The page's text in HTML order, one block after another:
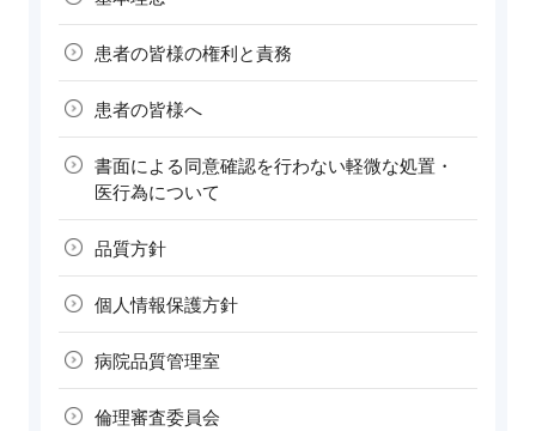
患者の皆様の権利と責務
患者の皆様へ
書面による同意確認を行わない軽微な処置・
医行為について
品質方針
個人情報保護方針
病院品質管理室
倫理審査委員会